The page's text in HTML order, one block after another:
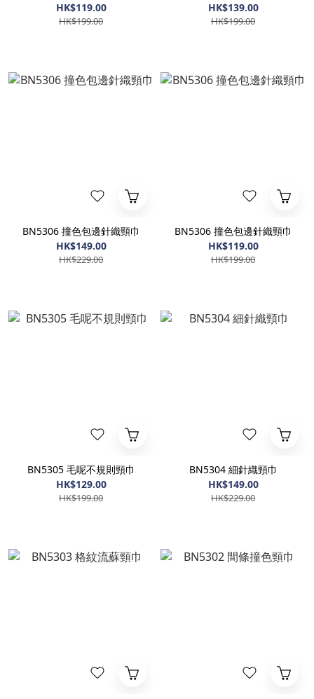
HK$119.00
HK$199.00
HK$139.00
HK$199.00
BN5306 撞色包邊針織頸巾
HK$149.00
HK$229.00
BN5306 撞色包邊針織頸巾
HK$119.00
HK$199.00
BN5305 毛呢不規則頸巾
HK$129.00
HK$199.00
BN5304 細針織頸巾
HK$149.00
HK$229.00